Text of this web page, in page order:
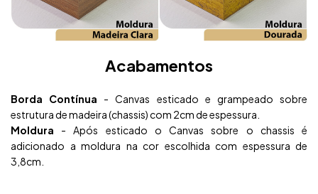
Acabamentos
Borda Contínua - Canvas esticado e grampeado sobre
estrutura de madeira (chassis) com 2cm de espessura.
Moldura - Após esticado o Canvas sobre o chassis é
adicionado a moldura na cor escolhida com espessura de
3,8cm.